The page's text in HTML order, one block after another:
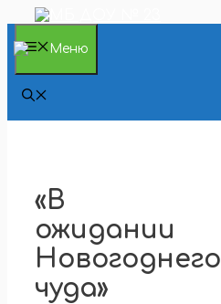
Перейти
содержимому
Меню
«В
ожидании
Новогоднего
чуда»